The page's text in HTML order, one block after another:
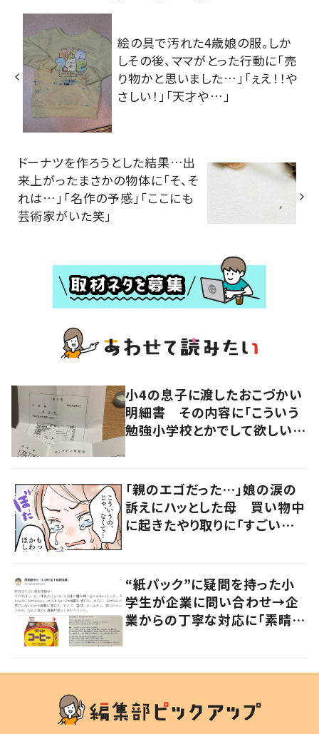
絵の具で汚れた4歳娘の服。しか
しその後、ママがとった行動に「売
り物かと思いました…」「ぇえ！！や
さしい！」「天才や…」
ドーナツを作ろうとした結果…出
来上がったまさかの物体に「そ、そ
れは…」「名作の予感」「ここにも
芸術家がいた笑」
小4の息子に渡したおこづかい
明細書 その内容に「こういう
勉強小学校とかでして欲しい」
「親のエゴだった…」娘の涙の
訴えにハッとした母 買い物中
に起きたやり取りに「すごい分
“紙パック”に疑問を持った小
学生が企業に問い合わせ→企
業からの丁寧な対応に「素晴ら